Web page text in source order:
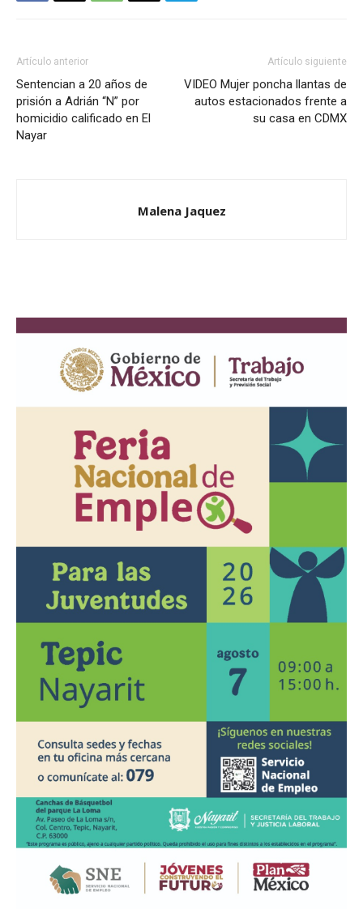
Artículo anterior
Sentencian a 20 años de
prisión a Adrián “N” por
homicidio calificado en El
Nayar
Artículo siguiente
VIDEO Mujer poncha llantas de
autos estacionados frente a
su casa en CDMX
Malena Jaquez